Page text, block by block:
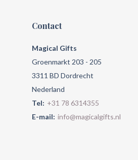
Contact
Magical Gifts
Groenmarkt 203 - 205
3311 BD Dordrecht
Nederland
Tel: +31 78 6314355
E-mail: info@magicalgifts.nl